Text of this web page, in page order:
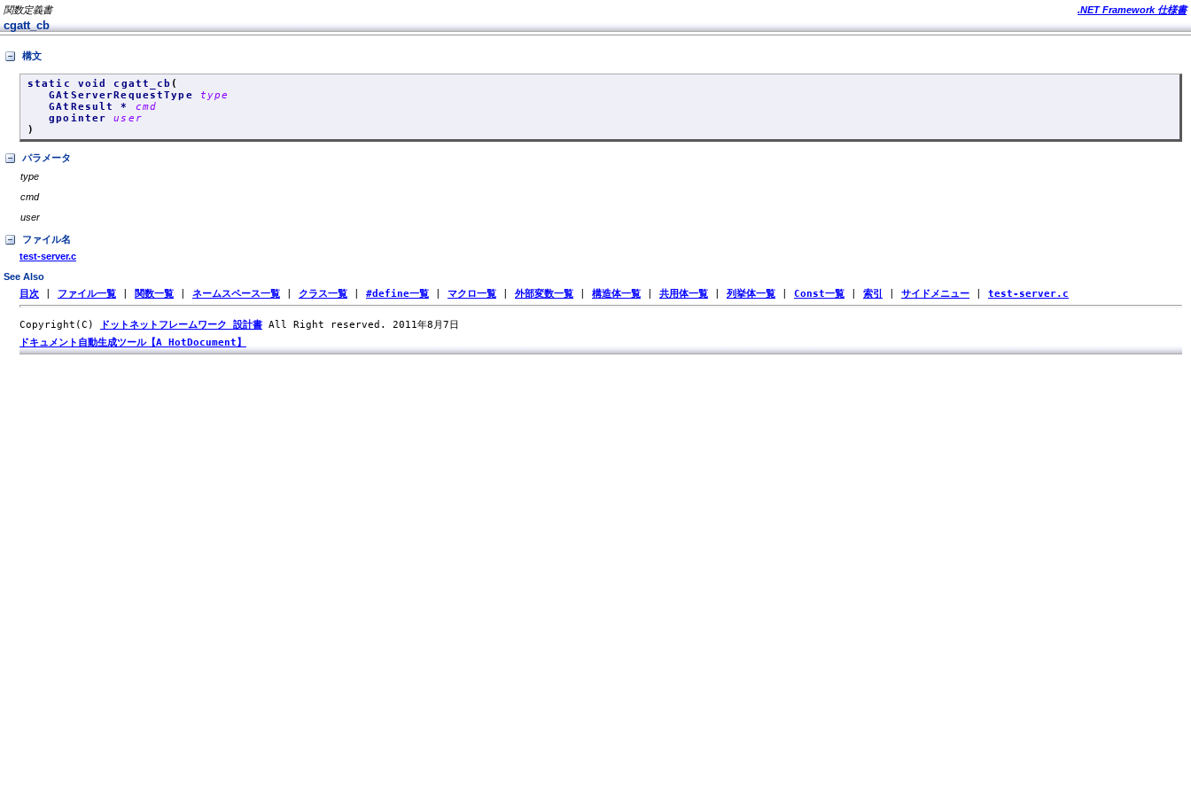
関数定義書 .NET Framework 仕様書
cgatt_cb
構文
static void cgatt_cb (
GAtServerRequestType type
GAtResult * cmd
gpointeruser
)
パラメータ
type
cmd
user
ファイル名
test-server.c
See Also
目次 ファイル一覧 関数一覧 ネームスペース一覧 クラス一覧 #define一覧 マクロ一覧 外部変数一覧 構造体一覧 共用体一覧 列挙体一覧 Const一覧 索引 サイドメニュー test-server.c
Copyright(C) ドットネットフレームワーク 設計書 All Right reserved. 2011年8月7日
ドキュメント自動生成ツール【A HotDocument】